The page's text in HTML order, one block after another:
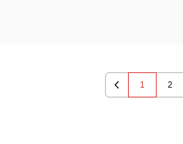
Previous
1 2